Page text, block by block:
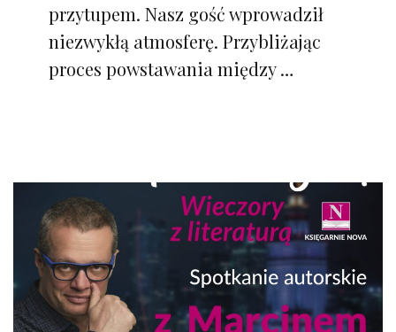
przytupem. Nasz gość wprowadził
niezwykłą atmosferę. Przybliżając
proces powstawania między …